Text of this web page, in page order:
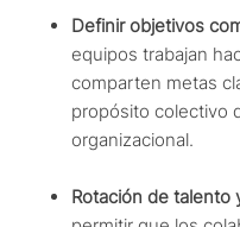
Definir objetivos
equipos trabajan
comparten metas
propósito colectivo
organizacional.
Rotación de talento